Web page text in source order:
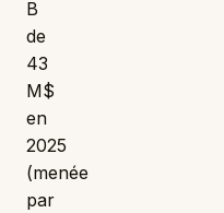
B
de
43
M$
en
2025
(menée
par